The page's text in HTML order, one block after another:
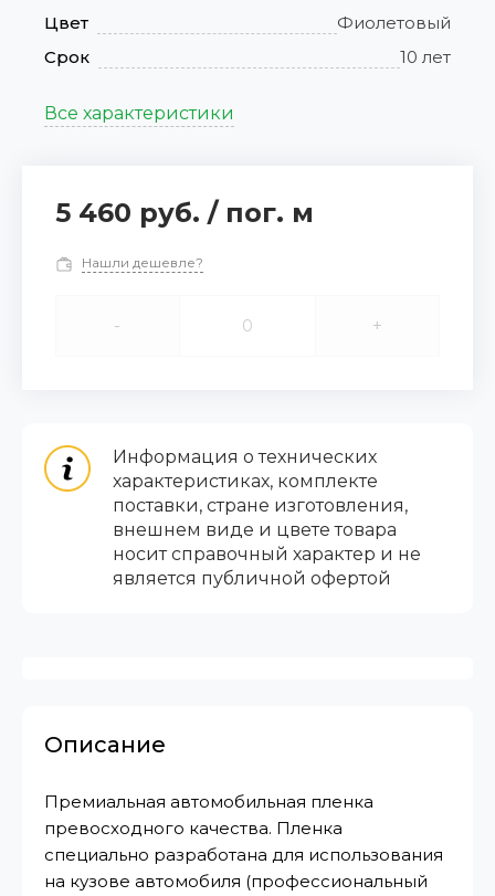
Цвет
Фиолетовый
Срок
10 лет
Все характеристики
5 460 руб. / пог. м
Нашли дешевле?
- +
Информация о технических
характеристиках, комплекте
поставки, стране изготовления,
внешнем виде и цвете товара
носит справочный характер и не
является публичной офертой
Описание
Премиальная автомобильная пленка
превосходного качества. Пленка
специально разработана для использования
на кузове автомобиля (профессиональный